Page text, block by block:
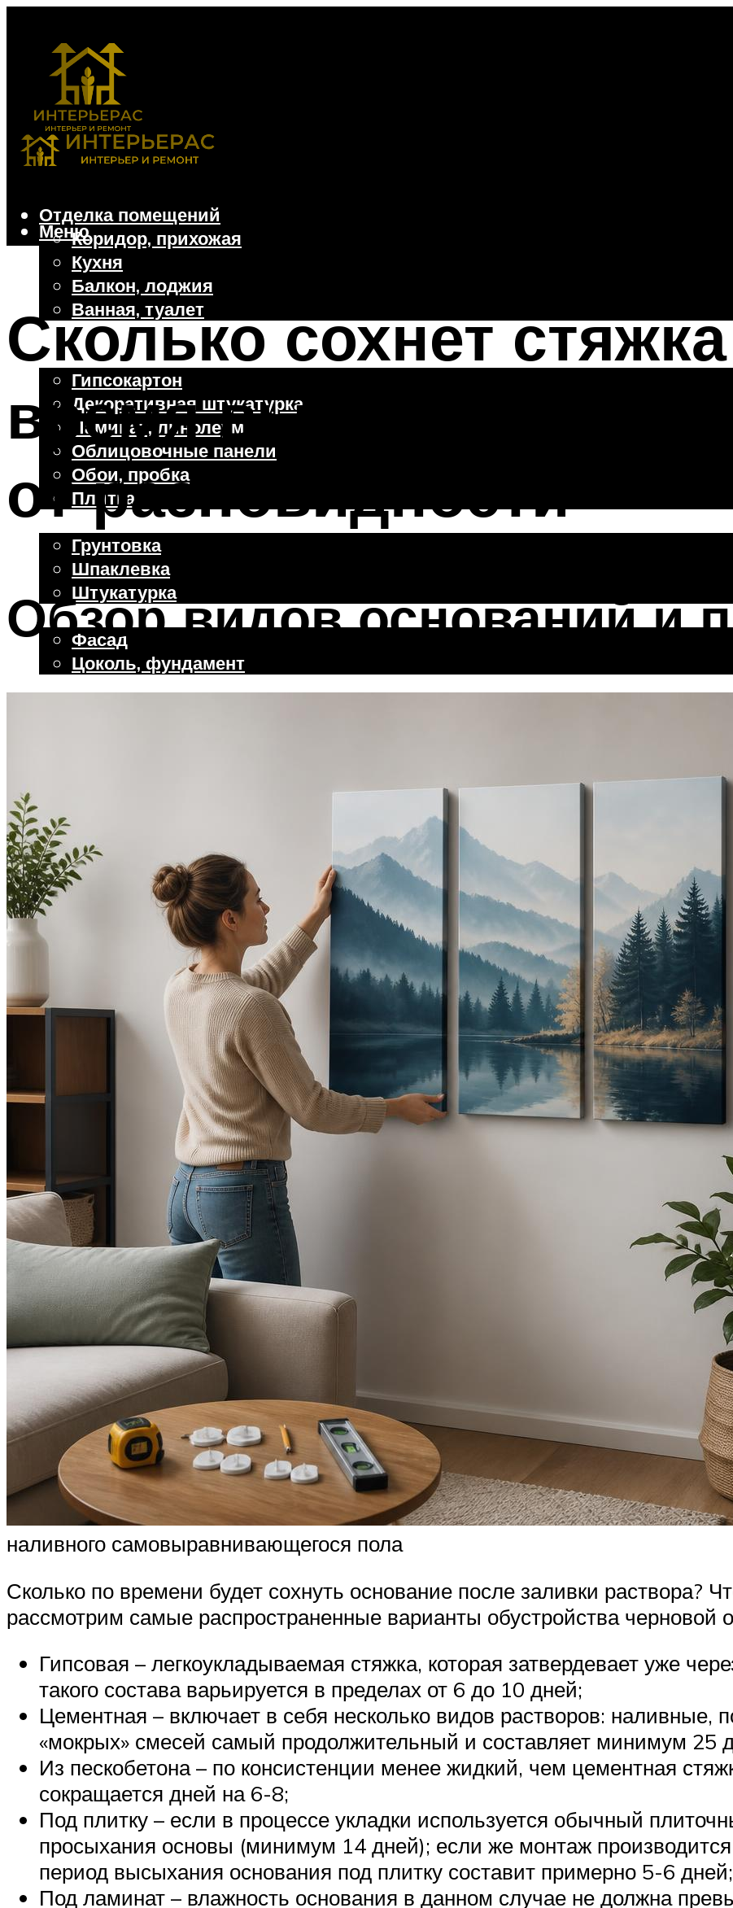
Отделка помещений
Коридор, прихожая
Кухня
Балкон, лоджия
Ванная, туалет
Дачные и частные дома
Отделочные материалы
Гипсокартон
Декоративная штукатурка
Ламинат, линолеум
Облицовочные панели
Обои, пробка
Плитка
Отделочные работы
Грунтовка
Шпаклевка
Штукатурка
Внешняя отделка
Фасад
Цоколь, фундамент
Меню
Сколько сохнет
время высыхания в
от разновидности
Обзор видов оснований и
наливного самовыравнивающегося пола
Сколько по времени будет сохнуть основание после заливки раствора?
рассмотрим самые распространенные варианты обустройства черновой
Гипсовая – легкоукладываемая стяжка, которая затвердевает уже
такого состава варьируется в пределах от 6 до 10 дней;
Цементная – включает в себя несколько видов растворов: наливные,
«мокрых» смесей самый продолжительный и составляет минимум 25
Из пескобетона – по консистенции менее жидкий, чем цементная
сокращается дней на 6-8;
Под плитку – если в процессе укладки используется обычный
просыхания основы (минимум 14 дней); если же монтаж
период высыхания основания под плитку составит примерно 5-6 дней;
Под ламинат – влажность основания в данном случае не должна